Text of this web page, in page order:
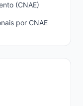
(CNAE)
por CNAE